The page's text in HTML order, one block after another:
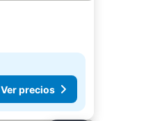
Ver precios